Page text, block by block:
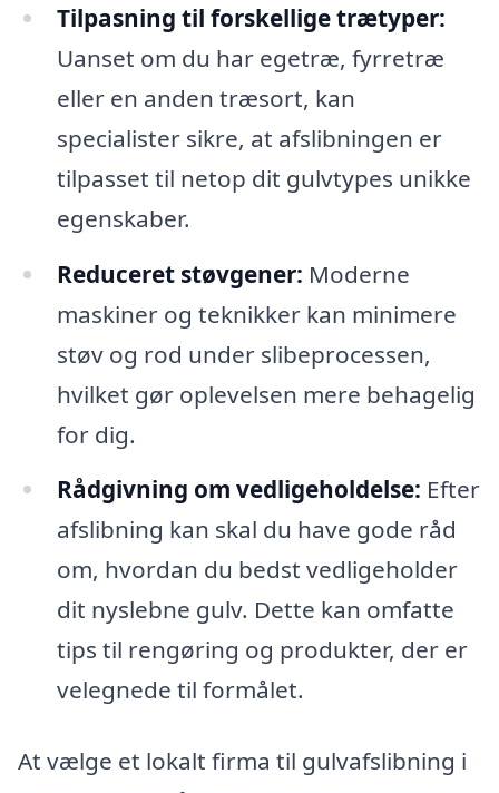
Tilpasning til forskellige trætyper:
Uanset om du har egetræ, fyrretræ
eller en anden træsort, kan
specialister sikre, at afslibningen er
tilpasset til netop dit gulvtypes unikke
egenskaber.
Reduceret støvgener: Moderne
maskiner og teknikker kan minimere
støv og rod under slibeprocessen,
hvilket gør oplevelsen mere behagelig
for dig.
Rådgivning om vedligeholdelse: Efter
afslibning kan skal du have gode råd
om, hvordan du bedst vedligeholder
dit nyslebne gulv. Dette kan omfatte
tips til rengøring og produkter, der er
velegnede til formålet.
At vælge et lokalt firma til gulvafslibning i